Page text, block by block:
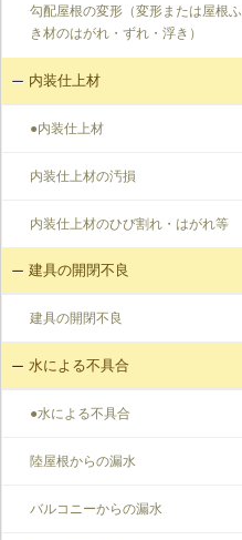
勾配屋根の変形（変形または屋根ふ
き材のはがれ・ずれ・浮き）
内装仕上材
●内装仕上材
内装仕上材の汚損
内装仕上材のひび割れ・はがれ等
建具の開閉不良
建具の開閉不良
水による不具合
●水による不具合
陸屋根からの漏水
バルコニーからの漏水